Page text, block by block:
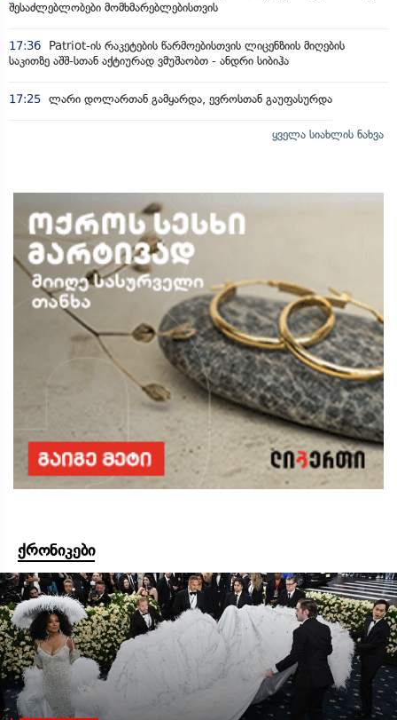
შესაძლებლობები მომხმარებლებისთვის
17:36
Patriot-ის რაკეტების წარმოებისთვის ლიცენზიის მიღების
საკითზე აშშ-სთან აქტიურად ვმუშაობთ - ანდრი სიბიჰა
17:25 ლარი დოლართან გამყარდა, ევროსთან გაუფასურდა
ყველა სიახლის ნახვა
ქრონიკები